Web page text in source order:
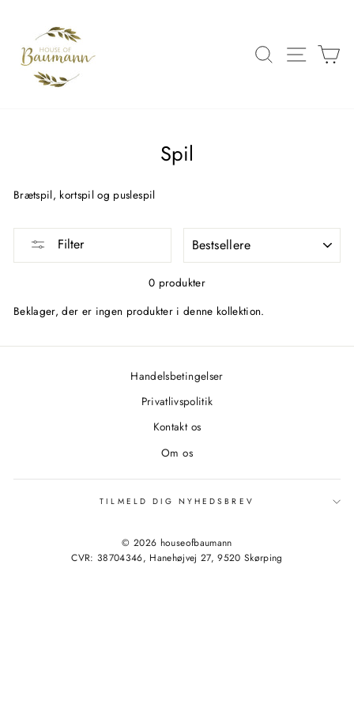
indhold
SØG SIDE
Spil
Brætspil, kortspil og puslespil
Filter
0 produkter
Beklager, der er ingen produkter i denne kollektion.
Handelsbetingelser
Privatlivspolitik
Kontakt os
Om os
TILMELD DIG NYHEDSBREV
© 2026 houseofbaumann
CVR: 38704346, Hanehøjvej 27, 9520 Skørping